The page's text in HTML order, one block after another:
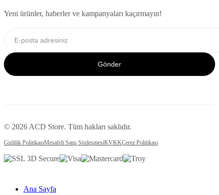
Yeni ürünler, haberler ve kampanyaları kaçırmayın!
Gönder
© 2026 ACD Store. Tüm hakları saklıdır.
Gizlilik PolitikasıMesafeli Satış SözleşmesiKVKKÇerez Politikası
Ana Sayfa